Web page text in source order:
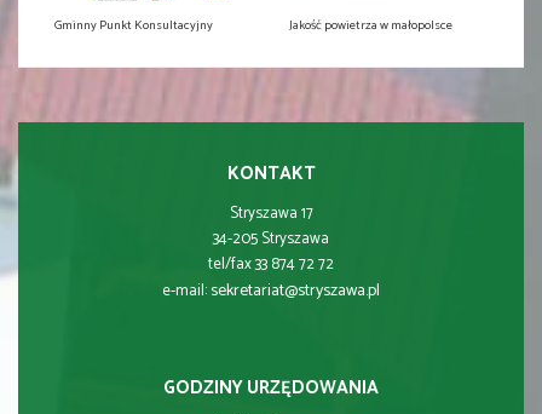
Gminny Punkt Konsultacyjny Jakość powietrza w małopolsce
KONTAKT
Stryszawa 17
34-205 Stryszawa
tel/fax 33 874 72 72
e-mail:sekretariat@stryszawa.pl
GODZINY URZĘDOWANIA